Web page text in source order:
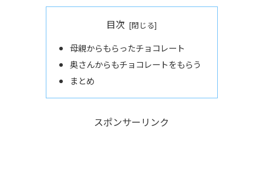
目次
母親からもらったチョコレート
奥さんからもチョコレートをもらう
まとめ
スポンサーリンク